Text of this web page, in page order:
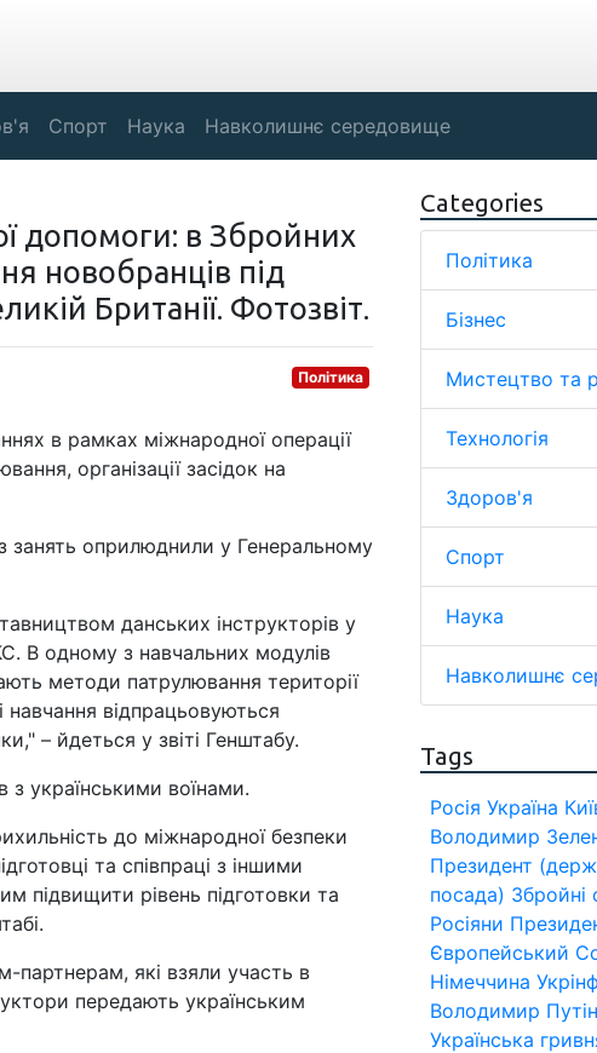
Спорт Наука Навколишнє середовище
допомоги: в Збройних
новобранців під
Британії. Фотозвіт.
Політика
в рамках міжнародної операції
організації засідок на
занять оприлюднили у Генеральному
данських інструкторів у
В одному з навчальних модулів
методи патрулювання території
навчання відпрацьовуються
– йдеться у звіті Генштабу.
з українськими воїнами.
до міжнародної безпеки
та співпраці з іншими
підвищити рівень підготовки та
партнерам, які взяли участь в
передають українським
Categories
Політика
Бізнес
Мистецтво та
Технологія
Здоров'я
Спорт
Наука
Навколишнє
Tags
Росія Україна
Володимир
Президент
посада) Збройні
Росіяни
Європейський
Німеччина
Володимир Путін
Українська